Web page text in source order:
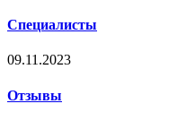
Специалисты
09.11.2023
Отзывы